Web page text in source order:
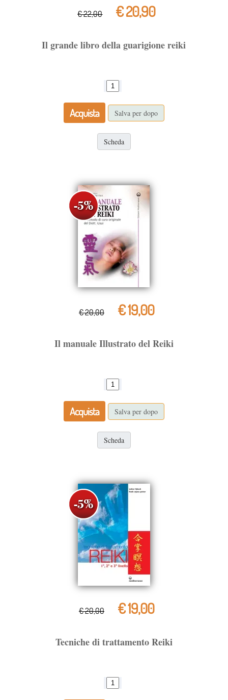
€ 22,00 € 20,90
Il grande libro della guarigione reiki
Acquista Salva per dopo
Scheda
€ 20,00 € 19,00
Il manuale Illustrato del Reiki
Acquista Salva per dopo
Scheda
€ 20,00 € 19,00
Tecniche di trattamento Reiki